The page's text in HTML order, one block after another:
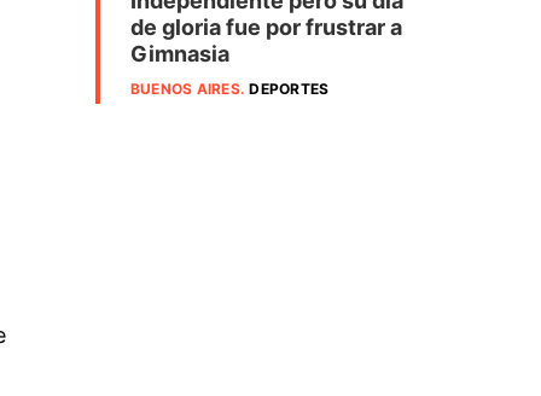
de gloria fue por frustrar a
Gimnasia
BUENOS AIRES.DEPORTES